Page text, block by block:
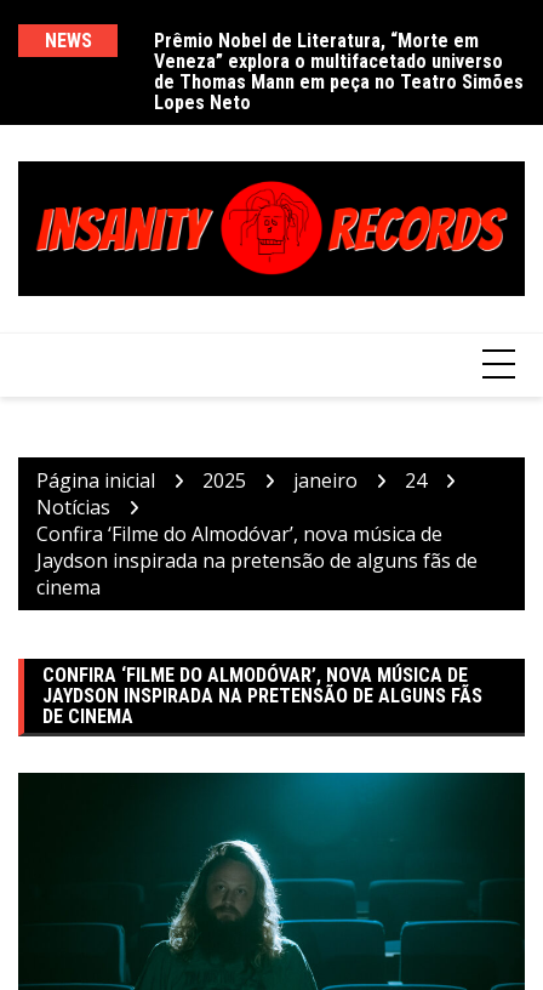
NEWS
Prêmio Nobel de Literatura, “Morte em
Veneza” explora o multifacetado universo
de Thomas Mann em peça no Teatro Simões
Lopes Neto
Página inicial 2025 janeiro
24
Notícias
Confira ‘Filme do Almodóvar’, nova música de
Jaydson inspirada na pretensão de alguns fãs de
cinema
CONFIRA ‘FILME DO ALMODÓVAR’, NOVA MÚSICA DE
JAYDSON INSPIRADA NA PRETENSÃO DE ALGUNS FÃS
DE CINEMA